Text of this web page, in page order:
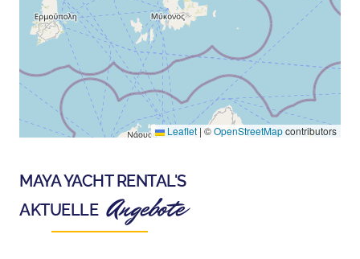
Leaflet | ©OpenStreetMapcontributors
MAYA YACHT RENTAL'S
AKTUELLE Angebote